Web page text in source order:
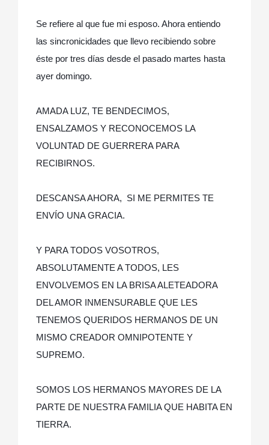
Se refiere al que fue mi esposo. Ahora entiendo
las sincronicidades que llevo recibiendo sobre
éste por tres días desde el pasado martes hasta
ayer domingo.
AMADA LUZ, TE BENDECIMOS,
ENSALZAMOS Y RECONOCEMOS LA
VOLUNTAD DE GUERRERA PARA
RECIBIRNOS.
DESCANSA AHORA, SI ME PERMITES TE
ENVÍO UNA GRACIA.
Y PARA TODOS VOSOTROS,
ABSOLUTAMENTE A TODOS, LES
ENVOLVEMOS EN LA BRISA ALETEADORA
DEL AMOR INMENSURABLE QUE LES
TENEMOS QUERIDOS HERMANOS DE UN
MISMO CREADOR OMNIPOTENTE Y
SUPREMO.
SOMOS LOS HERMANOS MAYORES DE LA
PARTE DE NUESTRA FAMILIA QUE HABITA EN
TIERRA.